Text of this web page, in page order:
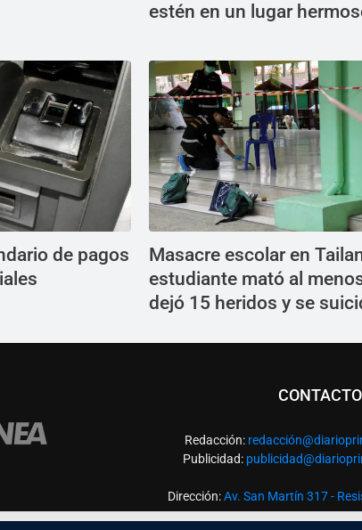
estén en un lugar
de pagos
Masacre escolar en
estudiante mató al
dejó 15 heridos y se
CONTACTO
Redacción: redacció
Publicidad:
Dirección:Av. San Martín 317 -